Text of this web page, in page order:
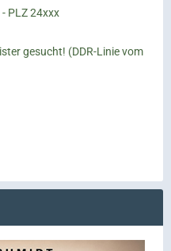
PLZ 24xxx
gesucht! (DDR-Linie vom